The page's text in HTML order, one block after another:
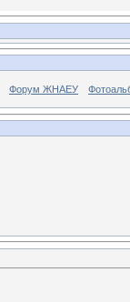
Форум ЖНАЕУ